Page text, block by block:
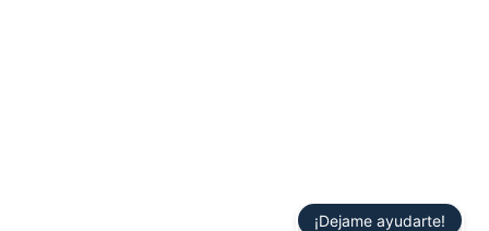
¡Dejame ayudarte!